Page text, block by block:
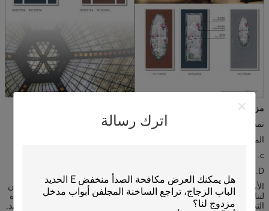
اترك رسالة
مزايا:
نمط الحديثة، فريدة من نوعها
المقاومة للحرارة، إشعار المقاومة، الدفء
c. مقاومة الأوكسجين، عثرة ريسيسيتانس
D. تحمل ارتفاع وانخفاض درجة الحرارة
الأبواب المنزلقة المنزل متوفرة في مجموعة واسعة من التشكيلات والألوان
لتناسب أي تطبيق التصميم، وتقدم ضعف عرض دخول الأبواب العادية.
جودة
التصميم والبناء يضيف قوة، ممتازة الأمن والمتانة لسنوات من استخدام جهد.